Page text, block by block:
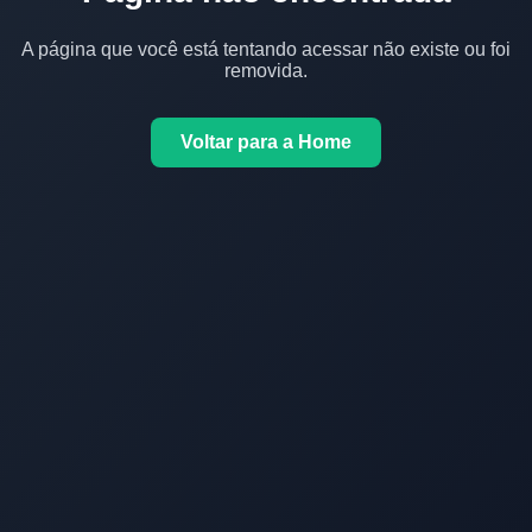
A página que você está tentando acessar não existe ou foi
removida.
Voltar para a Home